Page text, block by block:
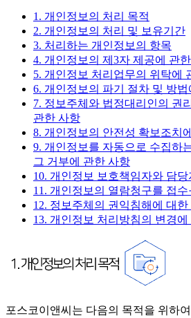
1. 개인정보의 처리 목적
2. 개인정보의 처리 및 보유기간
3. 처리하는 개인정보의 항목
4. 개인정보의 제3자 제공에 관
5. 개인정보 처리업무의 위탁에
6. 개인정보의 파기 절차 및 방
7. 정보주체와 법정대리인의 권
관한 사항
8. 개인정보의 안전성 확보조치
9. 개인정보를 자동으로 수집하
그 거부에 관한 사항
10. 개인정보 보호책임자와 담
11. 개인정보의 열람청구를 접수
12. 정보주체의 권익침해에 대한
13. 개인정보 처리방침의 변경
포스코이앤씨는 다음의 목적을 위하